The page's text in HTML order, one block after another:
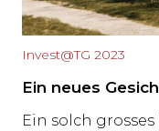
Invest@TG 2023
Ein neues
Ein solch